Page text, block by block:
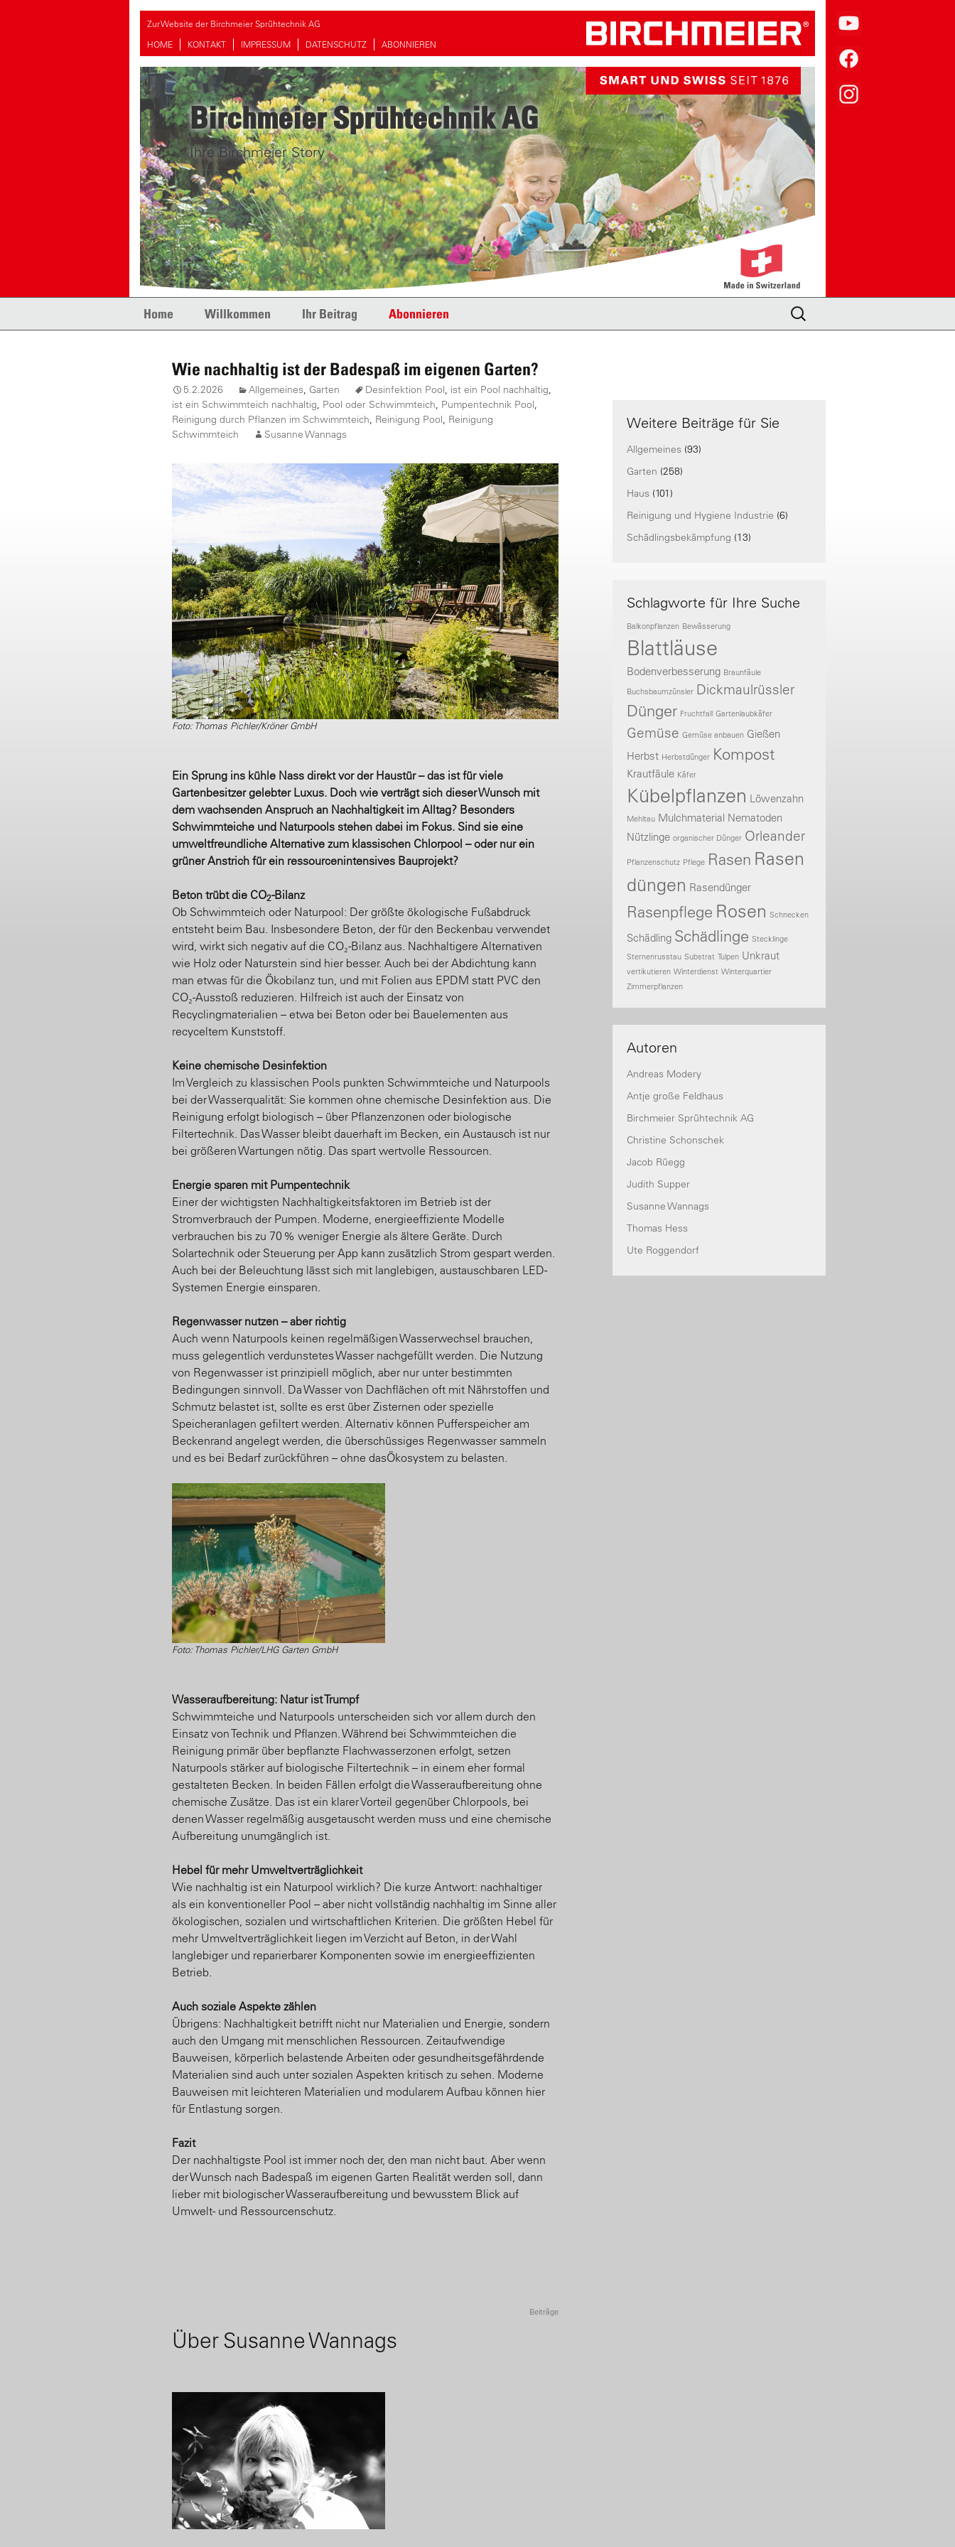
Birchmeier Sprühtechnik AG
Ihre Birchmeier Story
HOME KONTAKT IMPRESSUM DATENSCHUTZ ABONNIEREN
Zur Website der Birchmeier Sprühtechnik AG
Skip to content
Home Willkommen Ihr Beitrag Abonnieren
Suche
nach:
Wie nachhaltig ist der Badespaß im eigenen Garten?
5.2.2026 Allgemeines, Garten Desinfektion Pool, ist ein Pool nachhaltig,
ist ein Schwimmteich nachhaltig, Pool oder Schwimmteich, Pumpentechnik Pool,
Reinigung durch Pflanzen im Schwimmteich, Reinigung Pool, Reinigung
Schwimmteich
Susanne Wannags
Foto: Thomas Pichler/Kröner GmbH
Ein Sprung ins kühle Nass direkt vor der Haustür – das ist für viele
Gartenbesitzer gelebter Luxus. Doch wie verträgt sich dieser Wunsch mit
dem wachsenden Anspruch an Nachhaltigkeit im Alltag? Besonders
Schwimmteiche und Naturpools stehen dabei im Fokus. Sind sie eine
umweltfreundliche Alternative zum klassischen Chlorpool – oder nur ein
grüner Anstrich für ein ressourcenintensives Bauprojekt?
Beton trübt die CO2-Bilanz
Ob Schwimmteich oder Naturpool: Der größte ökologische Fußabdruck
entsteht beim Bau. Insbesondere Beton, der für den Beckenbau verwendet
wird, wirkt sich negativ auf die CO₂-Bilanz aus. Nachhaltigere Alternativen
wie Holz oder Naturstein sind hier besser. Auch bei der Abdichtung kann
man etwas für die Ökobilanz tun, und mit Folien aus EPDM statt PVC den
CO₂-Ausstoß reduzieren. Hilfreich ist auch der Einsatz von
Recyclingmaterialien – etwa bei Beton oder bei Bauelementen aus
recyceltem Kunststoff.
Keine chemische Desinfektion
Im Vergleich zu klassischen Pools punkten Schwimmteiche und Naturpools
bei der Wasserqualität: Sie kommen ohne chemische Desinfektion aus. Die
Reinigung erfolgt biologisch – über Pflanzenzonen oder biologische
Filtertechnik. Das Wasser bleibt dauerhaft im Becken, ein Austausch ist nur
bei größeren Wartungen nötig. Das spart wertvolle Ressourcen.
Energie sparen mit Pumpentechnik
Einer der wichtigsten Nachhaltigkeitsfaktoren im Betrieb ist der
Stromverbrauch der Pumpen. Moderne, energieeffiziente Modelle
verbrauchen bis zu 70 % weniger Energie als ältere Geräte. Durch
Solartechnik oder Steuerung per App kann zusätzlich Strom gespart werden.
Auch bei der Beleuchtung lässt sich mit langlebigen, austauschbaren LED-
Systemen Energie einsparen.
Regenwasser nutzen – aber richtig
Auch wenn Naturpools keinen regelmäßigen Wasserwechsel brauchen,
muss gelegentlich verdunstetes Wasser nachgefüllt werden. Die Nutzung
von Regenwasser ist prinzipiell möglich, aber nur unter bestimmten
Bedingungen sinnvoll. Da Wasser von Dachflächen oft mit Nährstoffen und
Schmutz belastet ist, sollte es erst über Zisternen oder spezielle
Speicheranlagen gefiltert werden. Alternativ können Pufferspeicher am
Beckenrand angelegt werden, die überschüssiges Regenwasser sammeln
und es bei Bedarf zurückführen – ohne dasÖkosystem zu belasten.
Foto: Thomas Pichler/LHG Garten GmbH
Wasseraufbereitung: Natur ist Trumpf
Schwimmteiche und Naturpools unterscheiden sich vor allem durch den
Einsatz von Technik und Pflanzen. Während bei Schwimmteichen die
Reinigung primär über bepflanzte Flachwasserzonen erfolgt, setzen
Naturpools stärker auf biologische Filtertechnik – in einem eher formal
gestalteten Becken. In beiden Fällen erfolgt die Wasseraufbereitung ohne
chemische Zusätze. Das ist ein klarer Vorteil gegenüber Chlorpools, bei
denen Wasser regelmäßig ausgetauscht werden muss und eine chemische
Aufbereitung unumgänglich ist.
Hebel für mehr Umweltverträglichkeit
Wie nachhaltig ist ein Naturpool wirklich? Die kurze Antwort: nachhaltiger
als ein konventioneller Pool – aber nicht vollständig nachhaltig im Sinne aller
ökologischen, sozialen und wirtschaftlichen Kriterien. Die größten Hebel für
mehr Umweltverträglichkeit liegen im Verzicht auf Beton, in der Wahl
langlebiger und reparierbarer Komponenten sowie im energieeffizienten
Betrieb.
Auch soziale Aspekte zählen
Übrigens: Nachhaltigkeit betrifft nicht nur Materialien und Energie, sondern
auch den Umgang mit menschlichen Ressourcen. Zeitaufwendige
Bauweisen, körperlich belastende Arbeiten oder gesundheitsgefährdende
Materialien sind auch unter sozialen Aspekten kritisch zu sehen. Moderne
Bauweisen mit leichteren Materialien und modularem Aufbau können hier
für Entlastung sorgen.
Fazit
Der nachhaltigste Pool ist immer noch der, den man nicht baut. Aber wenn
der Wunsch nach Badespaß im eigenen Garten Realität werden soll, dann
lieber mit biologischer Wasseraufbereitung und bewusstem Blick auf
Umwelt- und Ressourcenschutz.
Beiträge
Über Susanne Wannags
Weitere Beiträge für Sie
Allgemeines (93)
Garten (258)
Haus (101)
Reinigung und Hygiene Industrie (6)
Schädlingsbekämpfung (13)
Schlagworte für Ihre Suche
Balkonpflanzen Bewässerung
Blattläuse
Bodenverbesserung Braunfäule
Buchsbaumzünsler Dickmaulrüssler
Dünger Fruchtfall Gartenlaubkäfer
Gemüse Gemüse anbauen Gießen
Herbst Herbstdünger Kompost
Krautfäule Käfer
Kübelpflanzen Löwenzahn
Mehltau Mulchmaterial Nematoden
Nützlinge organischer Dünger Orleander
Pflanzenschutz Pflege Rasen Rasen
düngen Rasendünger
Rasenpflege Rosen Schnecken
Schädling Schädlinge Stecklinge
Sternenrusstau Substrat Tulpen Unkraut
vertikutieren Winterdienst Winterquartier
Zimmerpflanzen
Autoren
Andreas Modery
Antje große Feldhaus
Birchmeier Sprühtechnik AG
Christine Schonschek
Jacob Rüegg
Judith Supper
Susanne Wannags
Thomas Hess
Ute Roggendorf